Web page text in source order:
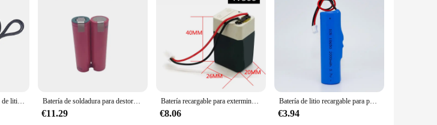
for their electronic devices. Crafted from high-quality Lithium Polymer, this battery boasts a robust
variety of applications, from wearable technology to portable gadgets. The high energy density ensures
devices. Whether you're a hobbyist, a professional, or a consumer, this battery is designed to meet
where the need for a reliable power source is paramount. The TP4056 battery's performance is
Batería recargable de iones de litio con PCB para Altavoz Bluetooth, faros solares, 3,7 V, 7,4 V, 11,1 V, 12V, 18650, 8000mAh Batería de soldadura para destornillador, 18650GA, 3500mAh/12000mAh, 2S, 3S, 4S, 6S/1P, 2P, 3P, 4P, 3,7 V, 7,4 V, 14,8 V, 18V, 21V
€11.29
Batería recargable para exterminador de mosquitos, 4V, baterías de plomo-ácido
€8.06
Batería de litio recargable para pesca, dispositivo de 3,7 V, 20000mAh, 18650, 1S1P, con PH2.0-2P PCB, LEDLight, Bluetooth, altavoz
€3.94